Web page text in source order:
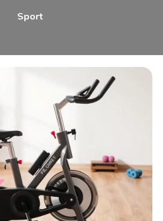
Sport